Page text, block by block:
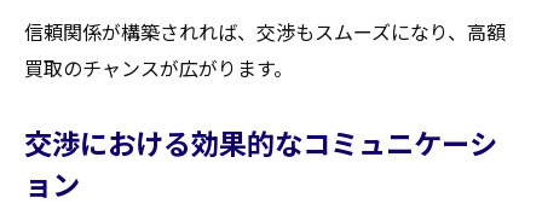
信頼関係が構築されれば、交渉もスムーズになり、高額
買取のチャンスが広がります。
交渉における効果的なコミュニケーシ
ョン